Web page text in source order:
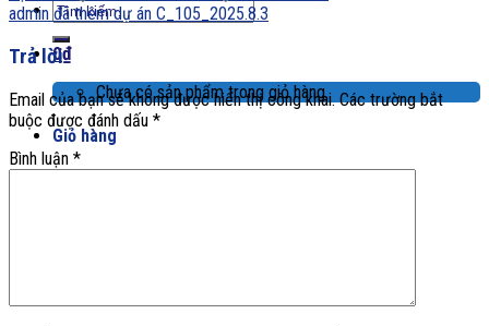
Tìm
kiếm:
0₫
Chưa có sản phẩm trong giỏ hàng.
Giỏ hàng
admin đã thêm dự án C_105_2025.8.3
Trả lời
Email của bạn sẽ không được hiển thị công khai. Các trường bắt
buộc được đánh dấu *
Bình luận *